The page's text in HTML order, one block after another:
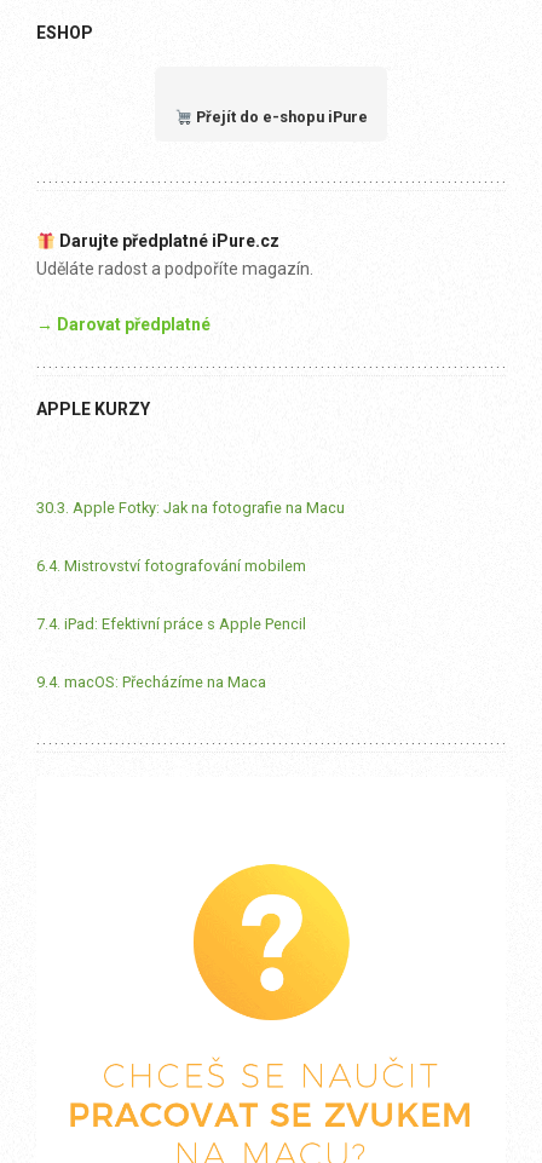
ESHOP
Přejít do e-shopu iPure
Darujte předplatné iPure.cz
Uděláte radost a podpoříte magazín.
→ Darovat předplatné
APPLE KURZY
30.3. Apple Fotky: Jak na fotografie na Macu
6.4. Mistrovství fotografování mobilem
7.4. iPad: Efektivní práce s Apple Pencil
9.4. macOS: Přecházíme na Maca